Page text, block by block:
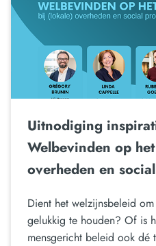
Uitnodiging
Welbevinden op
overheden en
Dient het welzijnsbeleid
gelukkig te houden? Of is
mensgericht beleid ook dé